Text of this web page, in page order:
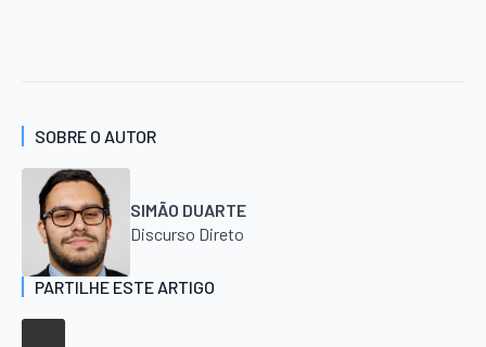
SOBRE O AUTOR
SIMÃO DUARTE
Discurso Direto
PARTILHE ESTE ARTIGO